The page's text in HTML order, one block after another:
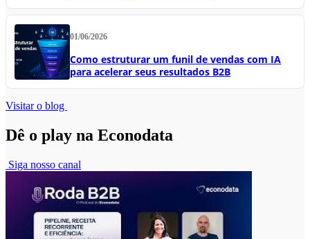
01/06/2026
Como estruturar um funil de vendas com IA
para acelerar seus resultados B2B
Visitar o blog
Dê o play na Econodata
Siga nosso canal